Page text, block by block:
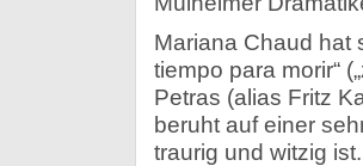
Mariana Chaud hat
tiempo para morir“
Petras (alias Fritz
beruht auf einer
traurig und witzig